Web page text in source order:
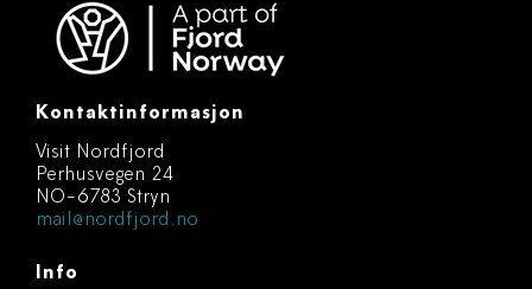
Kontaktinformasjon
Visit Nordfjord
Perhusvegen 24
NO-6783 Stryn
mail@nordfjord.no
Info